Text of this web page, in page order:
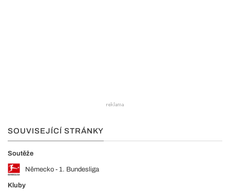
SOUVISEJÍCÍ STRÁNKY
Soutěže
Německo - 1. Bundesliga
Kluby